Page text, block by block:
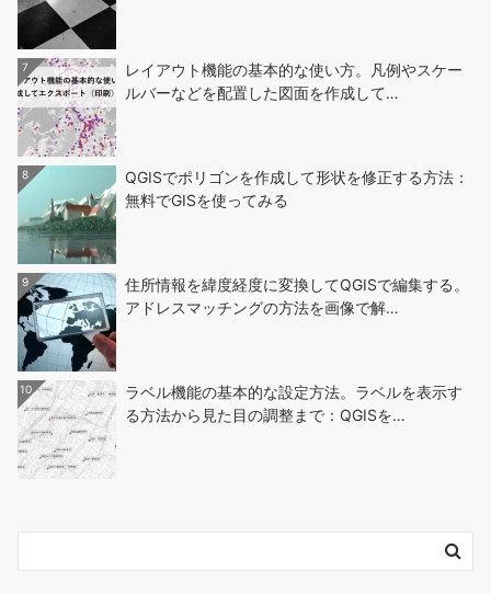
7
レイアウト機能の基本的な使い方。凡例やスケー
ルバーなどを配置した図面を作成して…
8
QGISでポリゴンを作成して形状を修正する方法：
無料でGISを使ってみる
9
住所情報を緯度経度に変換してQGISで編集する。
アドレスマッチングの方法を画像で解…
10
ラベル機能の基本的な設定方法。ラベルを表示す
る方法から見た目の調整まで：QGISを…